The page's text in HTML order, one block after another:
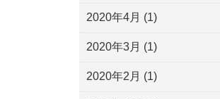
2020年4月 (1)
2020年3月 (1)
2020年2月 (1)